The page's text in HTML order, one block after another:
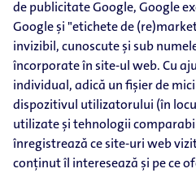
de publicitate Google, Google
Google și "etichete de
invizibil, cunoscute și sub
încorporate în site-ul web. Cu
individual, adică un fișier de
dispozitivul utilizatorului (în
utilizate și tehnologii
înregistrează ce site-uri web
conținut îl interesează și pe ce